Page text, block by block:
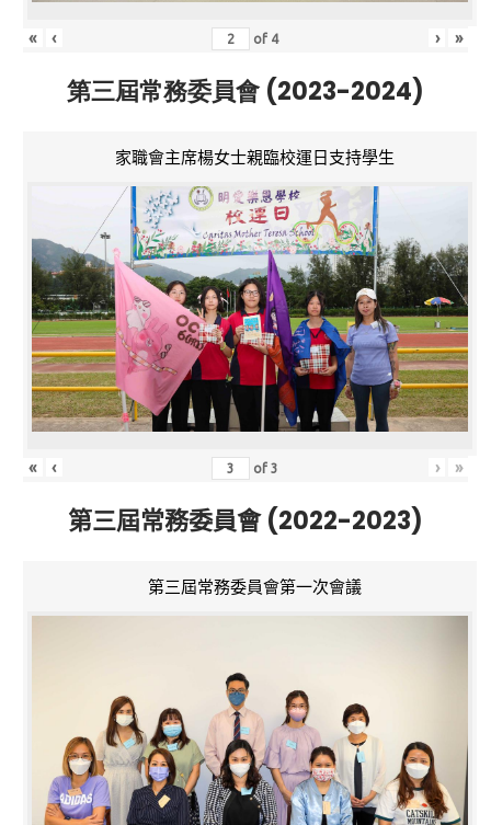
« ‹ of 4 › »
第三屆常務委員會 (2023-2024)
家職會主席楊女士親臨校運日支持學生
« ‹ of3 › »
第三屆常務委員會 (2022-2023)
第三屆常務委員會第一次會議